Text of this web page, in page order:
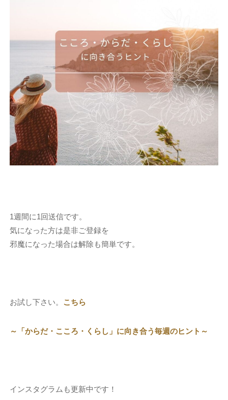
1週間に1回送信です。
気になった方は是非ご登録を
邪魔になった場合は解除も簡単です。
お試し下さい。 こちら
～「からだ・こころ・くらし」に向き合う毎週のヒント～
インスタグラムも更新中です！